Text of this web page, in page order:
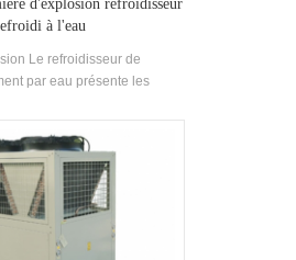
d'explosion refroidisseur
à l'eau
Le refroidisseur de
par eau présente les
de l'huile, remplie de sable,
chaussée et de l'herbe, etc.,
spatial intérieur
de gaz explosif dans
le Air.